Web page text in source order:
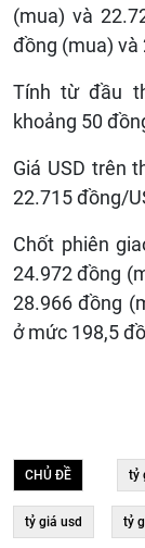
(mua) và
đồng (mua) và
Tính từ đầu
khoảng 50
Giá USD trên
22.715 đồng/
Chốt phiên
24.972 đồng
28.966 đồng
ở mức 198,5
CHỦ ĐỀ tỷ
tỷ giá usd tỷ